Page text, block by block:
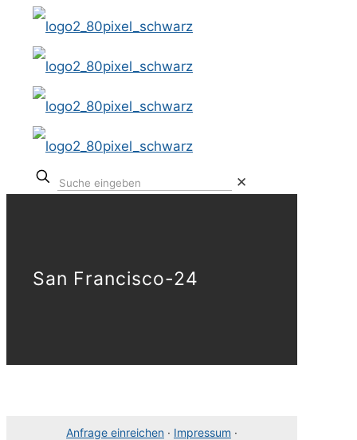
✕
San Francisco-24
Anfrage einreichen · Impressum ·